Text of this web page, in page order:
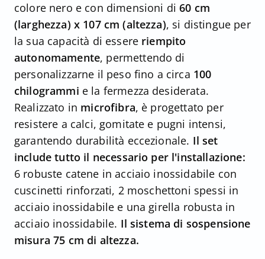
colore nero e con dimensioni di60 cm
(larghezza) x 107 cm (altezza), si distingue per
la sua capacità di essere riempito
autonomamente, permettendo di
personalizzarne il peso fino a circa 100
chilogrammi e la fermezza desiderata.
Realizzato in microfibra, è progettato per
resistere a calci, gomitate e pugni intensi,
garantendo durabilità eccezionale. Il set
include tutto il necessario per l'installazione:
6 robuste catene in acciaio inossidabile con
cuscinetti rinforzati, 2 moschettoni spessi in
acciaio inossidabile e una girella robusta in
acciaio inossidabile. Il sistema di sospensione
misura 75 cm di altezza.